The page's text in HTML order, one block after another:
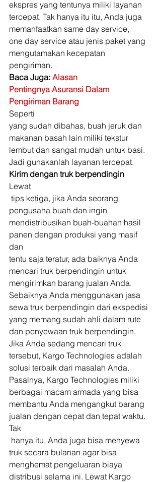
ekspres yang tentunya miliki layanan
tercepat. Tak hanya itu itu, Anda juga
memanfaatkan same day service,
one day service atau jenis paket yang
mengutamakan kecepatan
pengiriman.
Baca Juga: Alasan
Pentingnya Asuransi Dalam
Pengiriman Barang
Seperti
yang sudah dibahas, buah jeruk dan
makanan basah lain miliki tekstur
lembut dan sangat mudah untuk basi.
Jadi gunakanlah layanan tercepat.
Kirim dengan truk berpendingin
Lewat
pengusaha buah dan ingin
mendistribusikan buah-buahan hasil
panen dengan produksi yang masif
dan
tentu saja teratur, ada baiknya Anda
mencari truk berpendingin untuk
mengirimkan barang jualan Anda.
Sebaiknya Anda menggunakan jasa
sewa truk berpendingin dari ekspedisi
yang memang sudah ahli dalam rute
dan penyewaan truk berpendingin.
Jika Anda sedang mencari truk
tersebut, Kargo Technologies adalah
solusi terbaik dari masalah Anda.
Pasalnya, Kargo Technologies miliki
berbagai macam armada yang bisa
membantu Anda mengangkut barang
jualan dengan cepat dan tepat waktu.
Tak
truk secara bulanan agar bisa
menghemat pengeluaran biaya
distribusi selama ini. Lewat Kargo